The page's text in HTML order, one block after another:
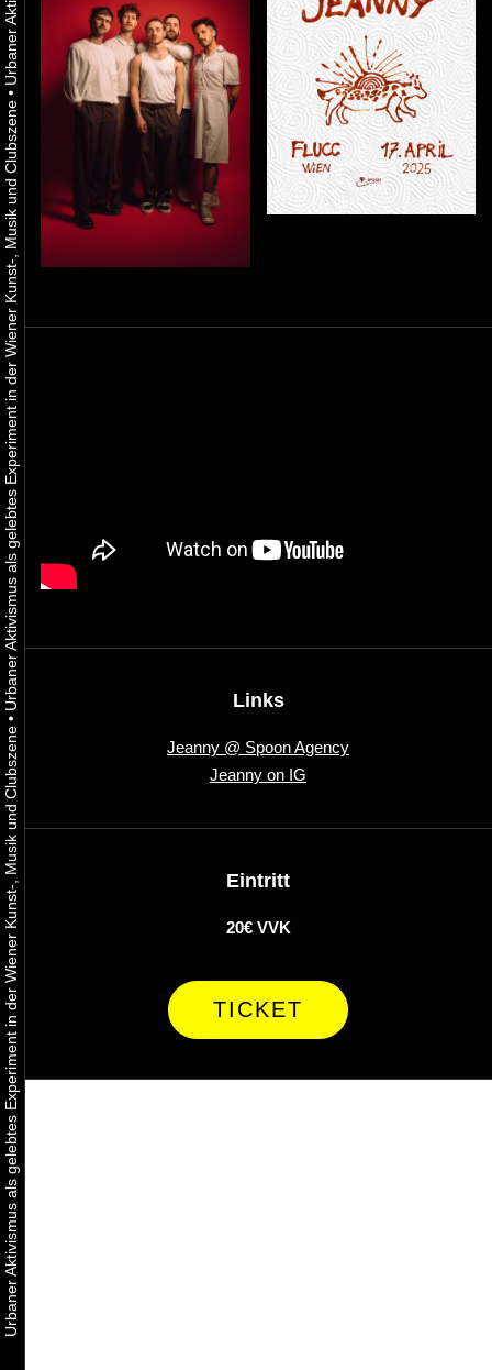
Urbaner Aktivismus als gelebtes Experiment in der Wiener Kunst-, Musik und Clubszene
•
Urbaner Aktivismus als gelebtes Experiment in der Wiener Kunst-, Musik und Clubszene
•
Links
Jeanny @ Spoon Agency
Jeanny on IG
Eintritt
20€ VVK
TICKET